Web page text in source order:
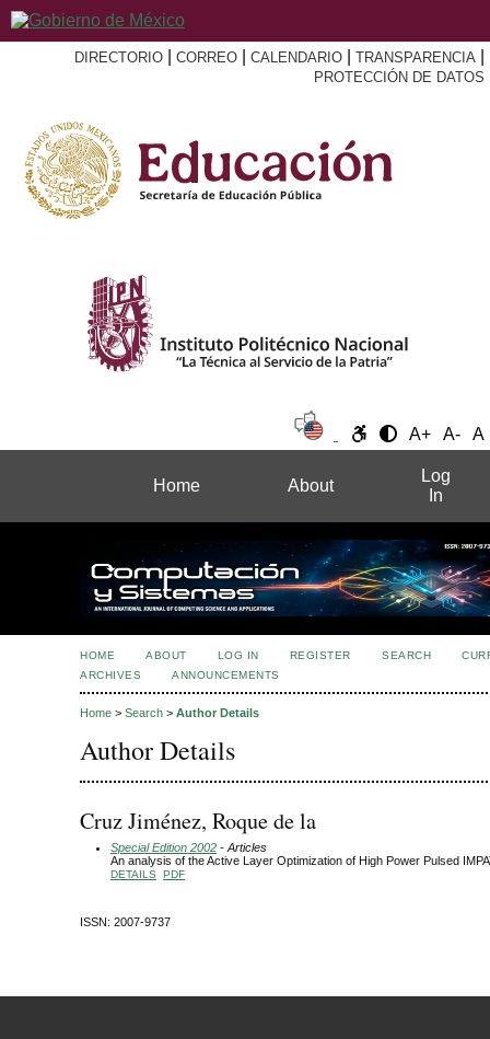
DIRECTORIO CORREO CALENDARIO TRANSPARENCIA
PROTECCIÓN DE DATOS
A+ A- A
Home About
Log
In
HOME ABOUT LOG IN REGISTER SEARCH
ARCHIVES
ANNOUNCEMENTS
Home > Search > Author Details
Author Details
Cruz Jiménez, Roque de la
Special Edition 2002 - Articles
An analysis of the Active Layer Optimization of High Power Pulsed
DETAILS PDF
ISSN: 2007-9737